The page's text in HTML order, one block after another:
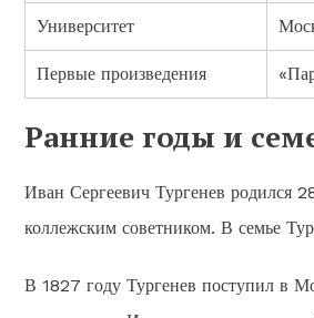
Университет
Первые произведения
Ранние годы и
Иван Сергеевич Тургенев родился
коллежским советником. В семье
В 1827 году Тургенев поступил в